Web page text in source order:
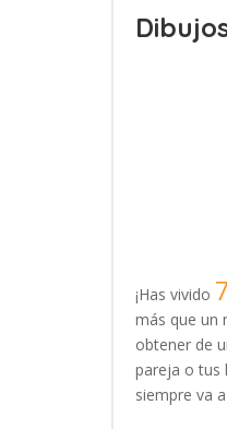
¡Has vivido
más que un
obtener de
pareja o tus
siempre va